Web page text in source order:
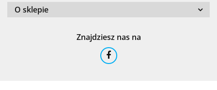
O sklepie
Znajdziesz nas na